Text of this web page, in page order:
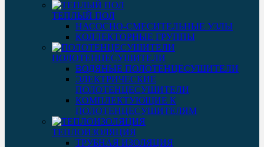
ТЕПЛЫЙ ПОЛ
НАСОСНО-СМЕСИТЕЛЬНЫЕ УЗЛЫ
КОЛЛЕКТОРНЫЕ ГРУППЫ
ПОЛОТЕНЦЕСУШИТЕЛИ
ВОДЯНЫЕ ПОЛОТЕНЦЕСУШИТЕЛИ
ЭЛЕКТРИЧЕСКИЕ
ПОЛОТЕНЦЕСУШИТЕЛИ
КОМПЛЕКТУЮЩИЕ К
ПОЛОТЕНЦЕСУШИТЕЛЯМ
ТЕПЛОИЗОЛЯЦИЯ
ТРУБНАЯ ИЗОЛЯЦИЯ